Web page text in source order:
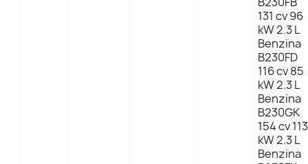
131 cv 96
kW 2.3 L
Benzina
B230FD
116 cv 85
kW 2.3 L
Benzina
B230GK
154 cv 113
kW 2.3 L
Benzina